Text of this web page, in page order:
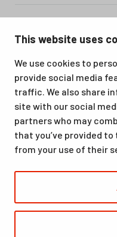
This website uses
We use cookies to
provide social media
traffic. We also share
site with our social
partners who may
that you’ve provided
from your use of their
Ounasvaara, Rovaniemi.
from accommodation and
facilities, are available at
an official